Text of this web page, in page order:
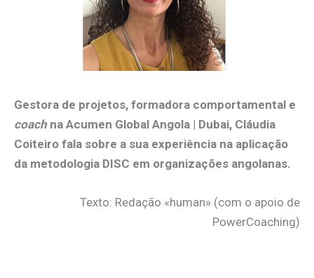
Gestora de projetos, formadora comportamental e
coachna Acumen Global Angola | Dubai, Cláudia
Coiteiro fala sobre a sua experiência na aplicação
da metodologia DISC em organizações angolanas.
Texto: Redação «human» (com o apoio de
PowerCoaching)